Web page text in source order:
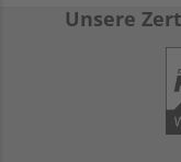
Unsere